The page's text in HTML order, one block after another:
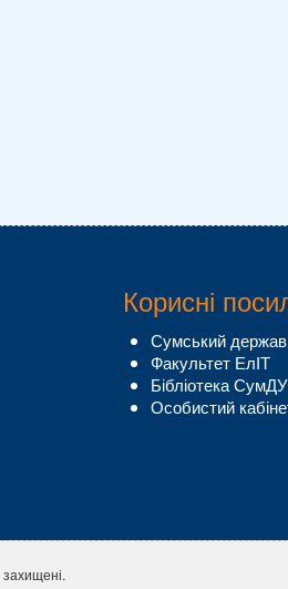
Корисні
Сумський
Факультет ЕлІТ
Бібліотека СумДУ
Особистий